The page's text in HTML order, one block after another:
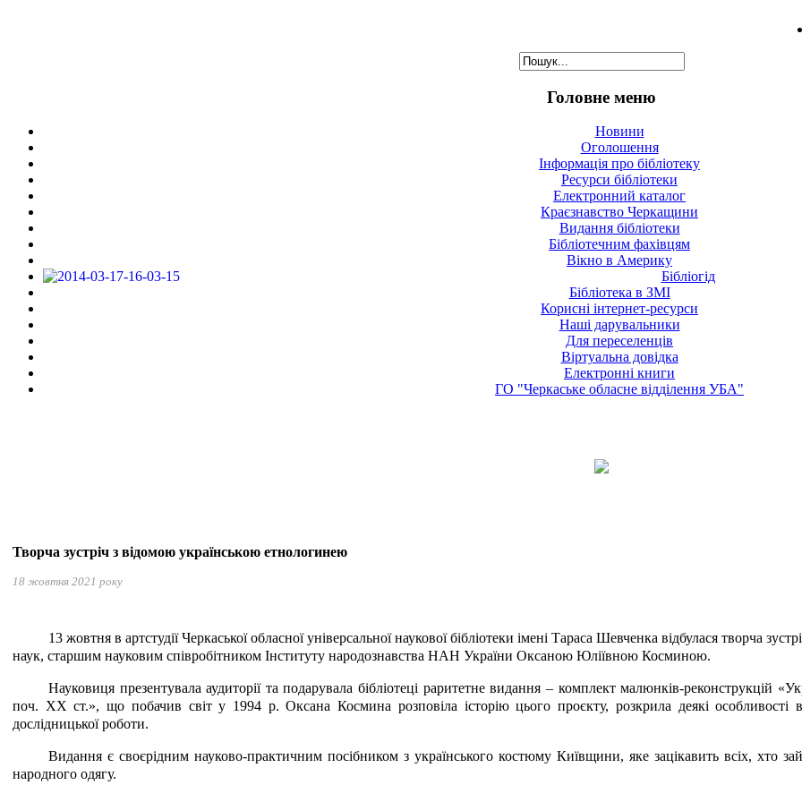
Головне меню
Новини
Оголошення
Інформація про бібліотеку
Ресурси бібліотеки
Електронний каталог
Краєзнавство Черкащини
Видання бібліотеки
Бібліотечним фахівцям
Вікно в Америку
Бібліогід
Бібліотека в ЗМІ
Корисні інтернет-ресурси
Наші дарувальники
Для переселенців
Віртуальна довідка
Електронні книги
ГО "Черкаське обласне відділення УБА"
Творча зустріч з відомою українською етнологинею
18 жовтня 2021 року
13 жовтня в артстудії Черкаської обласної універсальної наукової бібліотеки імені Тараса Шевченка відбулася творча
наук, старшим науковим співробітником Інституту народознавства НАН України Оксаною Юліївною Косминою.
Науковиця презентувала аудиторії та подарувала бібліотеці раритетне видання – комплект малюнків-реконструкцій
поч. ХХ ст.», що побачив світ у 1994 р. Оксана Космина розповіла історію цього проєкту, розкрила деякі особливості
дослідницької роботи.
Видання є своєрідним науково-практичним посібником з українського костюму Київщини, яке зацікавить всіх, хто
народного одягу.